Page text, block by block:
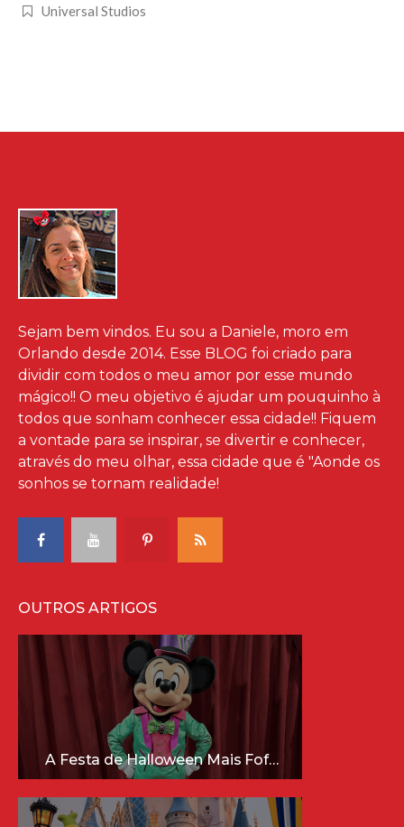
Universal Studios
Sejam bem vindos. Eu sou a Daniele, moro em
Orlando desde 2014. Esse BLOG foi criado para
dividir com todos o meu amor por esse mundo
mágico!! O meu objetivo é ajudar um pouquinho à
todos que sonham conhecer essa cidade!! Fiquem
a vontade para se inspirar, se divertir e conhecer,
através do meu olhar, essa cidade que é "Aonde os
sonhos se tornam realidade!
OUTROS ARTIGOS
A Festa de Halloween Mais Fofa da Disney Está Chegando!